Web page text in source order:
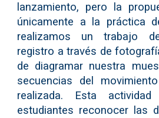
lanzamiento, pero la
únicamente a la práctica
realizamos un trabajo
registro a través de
de diagramar nuestra
secuencias del
realizada. Esta
estudiantes reconocer las